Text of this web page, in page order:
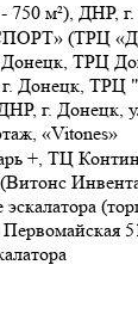
750 м²), ДНР,
(ТРЦ
Донецк, ТРЦ
Донецк, ТРЦ
г. Донецк,
«Vitones»
+, ТЦ